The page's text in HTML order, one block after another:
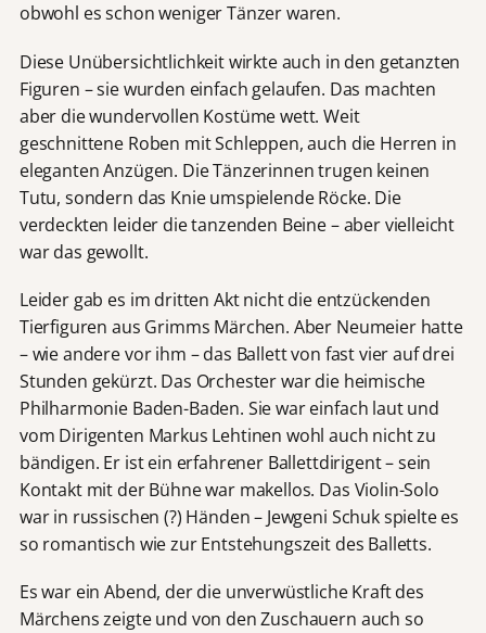
obwohl es schon weniger Tänzer waren.
Diese Unübersichtlichkeit wirkte auch in den getanzten
Figuren – sie wurden einfach gelaufen. Das machten
aber die wundervollen Kostüme wett. Weit
geschnittene Roben mit Schleppen, auch die Herren in
eleganten Anzügen. Die Tänzerinnen trugen keinen
Tutu, sondern das Knie umspielende Röcke. Die
verdeckten leider die tanzenden Beine – aber vielleicht
war das gewollt.
Leider gab es im dritten Akt nicht die entzückenden
Tierfiguren aus Grimms Märchen. Aber Neumeier hatte
– wie andere vor ihm – das Ballett von fast vier auf drei
Stunden gekürzt. Das Orchester war die heimische
Philharmonie Baden-Baden. Sie war einfach laut und
vom Dirigenten Markus Lehtinen wohl auch nicht zu
bändigen. Er ist ein erfahrener Ballettdirigent – sein
Kontakt mit der Bühne war makellos. Das Violin-Solo
war in russischen (?) Händen – Jewgeni Schuk spielte es
so romantisch wie zur Entstehungszeit des Balletts.
Es war ein Abend, der die unverwüstliche Kraft des
Märchens zeigte und von den Zuschauern auch so